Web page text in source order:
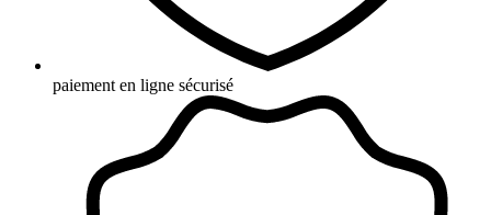
paiement en ligne sécurisé